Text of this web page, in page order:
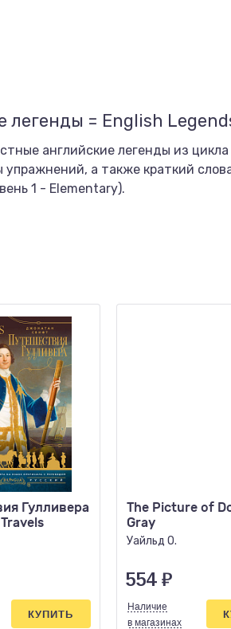
легенды = English
английские легенды из
а также краткий
1 - Elementary).
Гулливера
КУПИТЬ
The Picture of
Gray
Уайльд О.
554 ₽
Наличие
в магазинах